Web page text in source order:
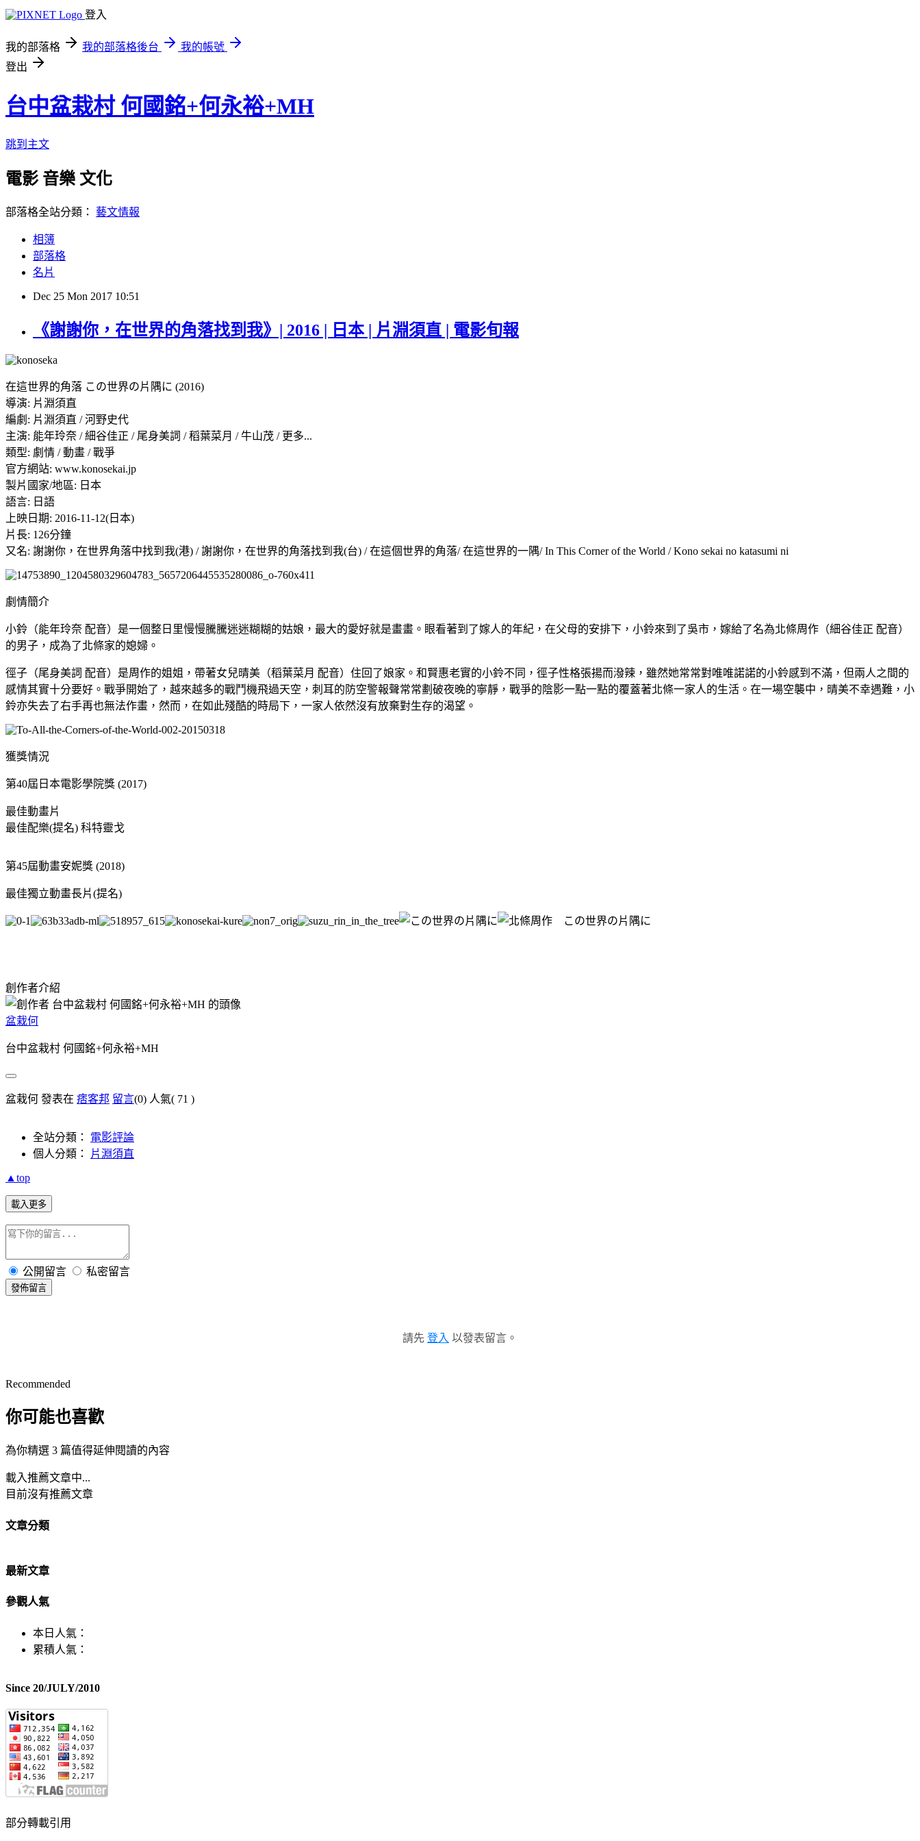
登入
我的部落格 我的部落格後台
我的帳號
登出
台中盆栽村 何國銘+何永裕+MH
跳到主文
電影 音樂 文化
部落格全站分類： 藝文情報
相簿
部落格
名片
Dec 25 Mon 2017 10:51
《謝謝你，在世界的角落找到我》| 2016 | 日本 | 片淵須直 | 電影旬報
在這世界的角落 この世界の片隅に (2016)
導演: 片淵須直
編劇: 片淵須直 / 河野史代
主演: 能年玲奈 / 細谷佳正 / 尾身美詞 / 稻葉菜月 / 牛山茂 / 更多...
類型: 劇情 / 動畫 / 戰爭
官方網站: www.konosekai.jp
製片國家/地區: 日本
語言: 日語
上映日期: 2016-11-12(日本)
片長: 126分鐘
又名: 謝謝你，在世界角落中找到我(港) / 謝謝你，在世界的角落找到我(台) / 在這個世界的角落/ 在這世界的一隅/ In This Corner of the World / Kono sekai no katasumi ni
劇情簡介
小鈴（能年玲奈 配音）是一個整日里慢慢騰騰迷迷糊糊的姑娘，最大的愛好就是畫畫。眼看著到了嫁人的年紀，在父母的安排下，小鈴來到了吳市，嫁給了名為北條周作（細谷佳正 配音）
的男子，成為了北條家的媳婦。
徑子（尾身美詞 配音）是周作的姐姐，帶著女兒晴美（稻葉菜月 配音）住回了娘家。和賢惠老實的小鈴不同，徑子性格張揚而潑辣，雖然她常常對唯唯諾諾的小鈴感到不滿，但兩人之間的
感情其實十分要好。戰爭開始了，越來越多的戰鬥機飛過天空，刺耳的防空警報聲常常劃破夜晚的寧靜，戰爭的陰影一點一點的覆蓋著北條一家人的生活。在一場空襲中，晴美不幸遇難，小
鈴亦失去了右手再也無法作畫，然而，在如此殘酷的時局下，一家人依然沒有放棄對生存的渴望。
獲獎情況
第40屆日本電影學院獎 (2017)
最佳動畫片
最佳配樂(提名) 科特靈戈
第45屆動畫安妮獎 (2018)
最佳獨立動畫長片(提名)
創作者介紹
盆栽何
台中盆栽村 何國銘+何永裕+MH
盆栽何 發表在 痞客邦 留言(0) 人氣( 71 )
全站分類： 電影評論
個人分類：
片淵須直
▲top
載入更多
公開留言 私密留言
發佈留言
請先 登入 以發表留言。
Recommended
你可能也喜歡
為你精選 3 篇值得延伸閱讀的內容
載入推薦文章中...
目前沒有推薦文章
文章分類
最新文章
參觀人氣
本日人氣：
累積人氣：
Since 20/JULY/2010
部分轉載引用